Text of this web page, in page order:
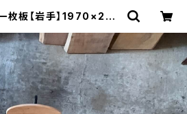
枚板【岩手】1970×220
| 木の店さんもく